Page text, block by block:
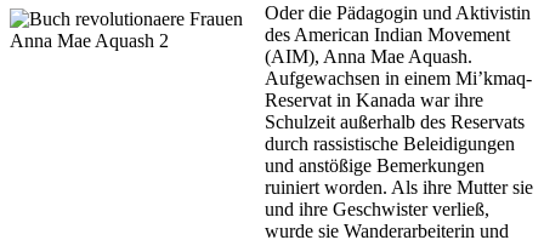
Oder die Pädagogin und Aktivistin
des American Indian Movement
(AIM), Anna Mae Aquash.
Aufgewachsen in einem Mi’kmaq-
Reservat in Kanada war ihre
Schulzeit außerhalb des Reservats
durch rassistische Beleidigungen
und anstößige Bemerkungen
ruiniert worden. Als ihre Mutter sie
und ihre Geschwister verließ,
wurde sie Wanderarbeiterin und